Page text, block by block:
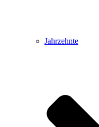
Jahrzehnte